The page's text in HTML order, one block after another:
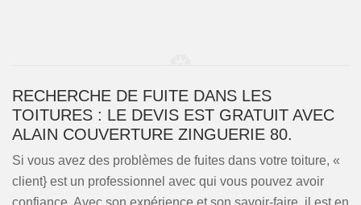
RECHERCHE DE FUITE DANS LES
TOITURES : LE DEVIS EST GRATUIT AVEC
ALAIN COUVERTURE ZINGUERIE 80.
Si vous avez des problèmes de fuites dans votre toiture, «
client} est un professionnel avec qui vous pouvez avoir
confiance. Avec son expérience et son savoir-faire, il est en